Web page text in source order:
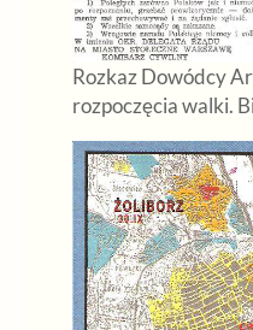
Rozkaz Dowódcy
rozpoczęcia walki.